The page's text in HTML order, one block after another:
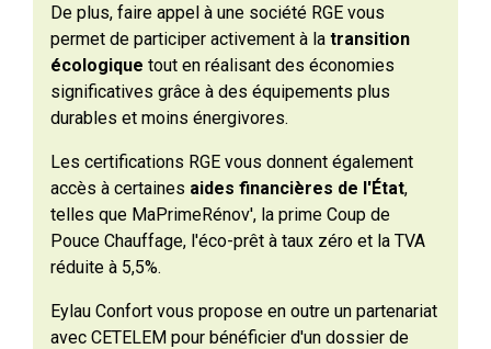
De plus, faire appel à une société RGE vous
permet de participer activement à la transition
écologique tout en réalisant des économies
significatives grâce à des équipements plus
durables et moins énergivores.
Les certifications RGE vous donnent également
accès à certaines aides financières de l'État,
telles que MaPrimeRénov', la prime Coup de
Pouce Chauffage, l'éco-prêt à taux zéro et la TVA
réduite à 5,5%.
Eylau Confort vous propose en outre un partenariat
avec CETELEM pour bénéficier d'un dossier de